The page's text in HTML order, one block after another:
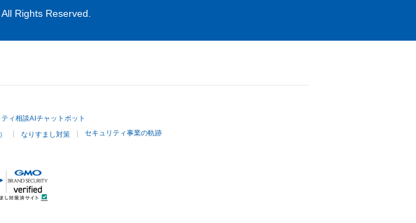
Rights Reserved.
ィ相談AIチャットボット
なりすまし対策 セキュリティ事業の軌跡